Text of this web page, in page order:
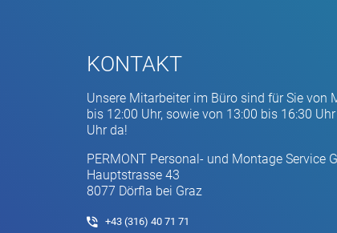
KONTAKT
Unsere Mitarbeiter im Büro sind für Sie von
bis 12:00 Uhr, sowie von 13:00 bis 16:30
Uhr da!
PERMONT Personal- und Montage Service
Hauptstrasse 43
8077 Dörfla bei Graz
+43 (316) 40 71 71